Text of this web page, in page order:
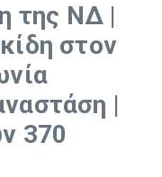
της ΝΔ |
στον
|
370